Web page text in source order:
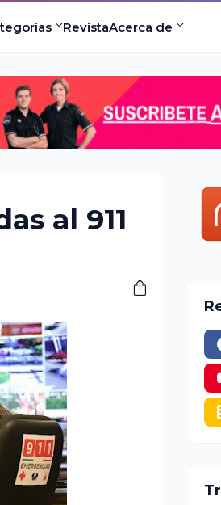
RevistaAcerca de
al 911